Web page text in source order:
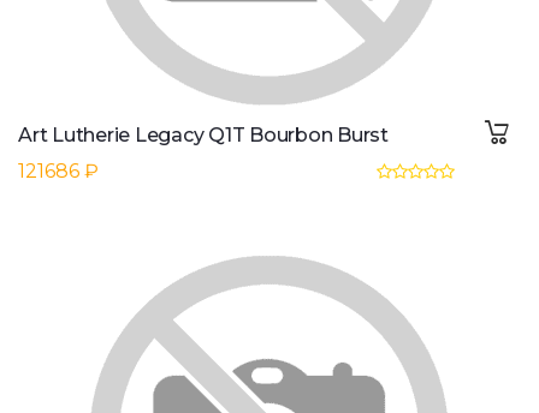
Art Lutherie Legacy Q1T Bourbon Burst
121686 ₽